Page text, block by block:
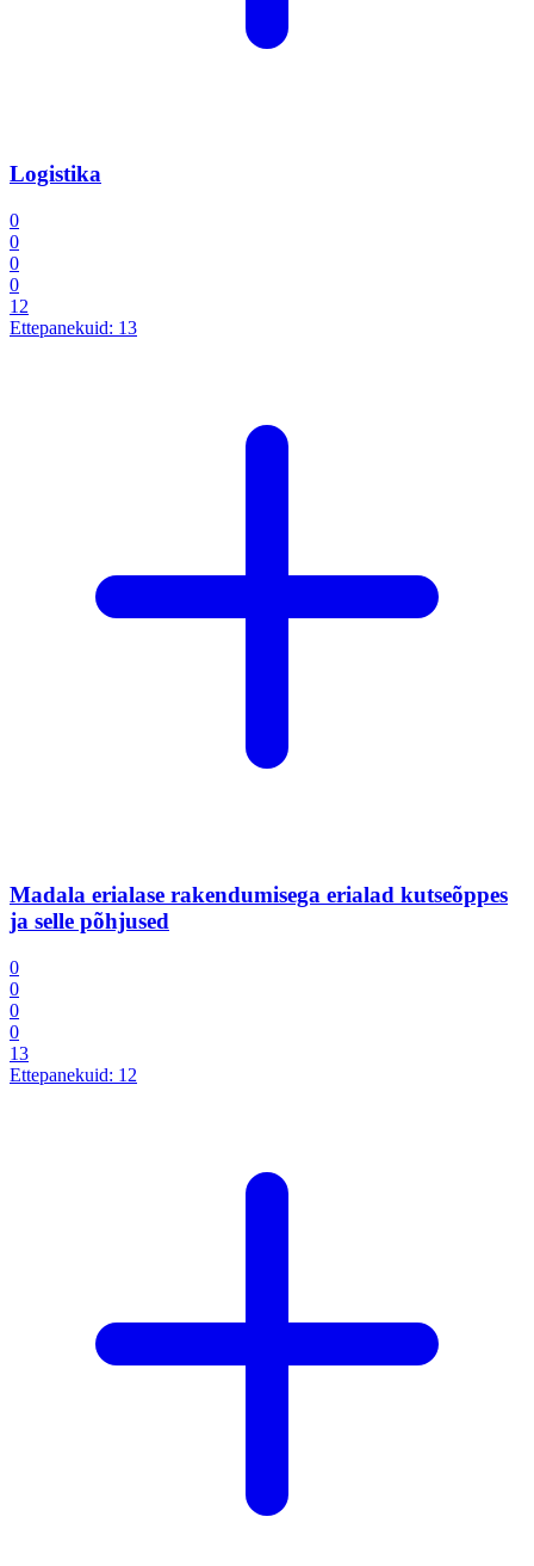
Logistika
0
0
0
0
12
Ettepanekuid: 13
Madala erialase rakendumisega erialad kutseõppes
ja selle põhjused
0
0
0
0
13
Ettepanekuid: 12